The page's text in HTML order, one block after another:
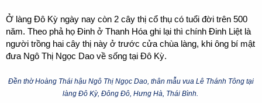
Ở làng Đô Kỳ ngày nay còn 2 cây thị cổ thụ có tuổi đời trên 500
năm. Theo phả họ Đinh ở Thanh Hóa ghi lại thì chính Đinh Liệt là
người trồng hai cây thị này ở trước cửa chùa làng, khi ông bí mật
đưa Ngô Thị Ngọc Dao về sống tại Đô Kỳ.
Đền thờ Hoàng Thái hậu Ngô Thị Ngọc Dao, thân mẫu vua Lê Thánh Tông tại
làng Đô Kỳ, Đông Đô, Hưng Hà, Thái Bình.